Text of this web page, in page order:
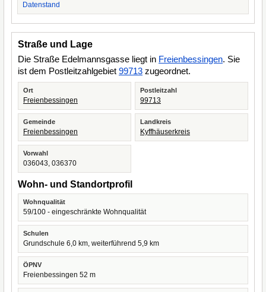
Datenstand
Straße und Lage
Die Straße Edelmannsgasse liegt in Freienbessingen. Sie
ist dem Postleitzahlgebiet 99713 zugeordnet.
Ort
Freienbessingen
Postleitzahl
99713
Gemeinde
Freienbessingen
Landkreis
Kyffhäuserkreis
Vorwahl
036043, 036370
Wohn- und Standortprofil
Wohnqualität
59/100 - eingeschränkte Wohnqualität
Schulen
Grundschule 6,0 km, weiterführend 5,9 km
ÖPNV
Freienbessingen 52 m